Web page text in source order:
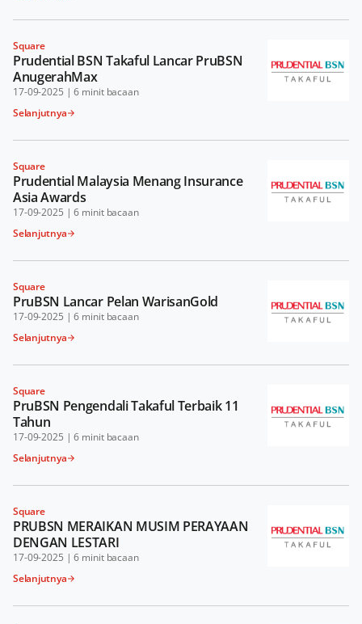
Square
Prudential BSN Takaful Lancar PruBSN
AnugerahMax
17-09-2025 | 6 minit bacaan
Selanjutnya
Square
Prudential Malaysia Menang Insurance
Asia Awards
17-09-2025 | 6 minit bacaan
Selanjutnya
Square
PruBSN Lancar Pelan WarisanGold
17-09-2025 | 6 minit bacaan
Selanjutnya
Square
PruBSN Pengendali Takaful Terbaik 11
Tahun
17-09-2025 | 6 minit bacaan
Selanjutnya
Square
PRUBSN MERAIKAN MUSIM PERAYAAN
DENGAN LESTARI
17-09-2025 | 6 minit bacaan
Selanjutnya